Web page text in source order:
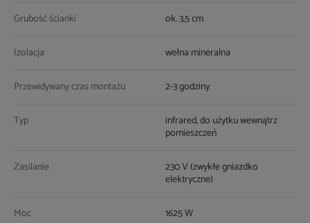
Grubość ścianki ok. 3,5 cm
Izolacja wełna mineralna
Przewidywany czas montażu 2-3 godziny
Typ infrared, do użytku wewnątrz
pomieszczeń
Zasilanie 230 V (zwykłe gniazdko
elektryczne)
Moc 1625 W